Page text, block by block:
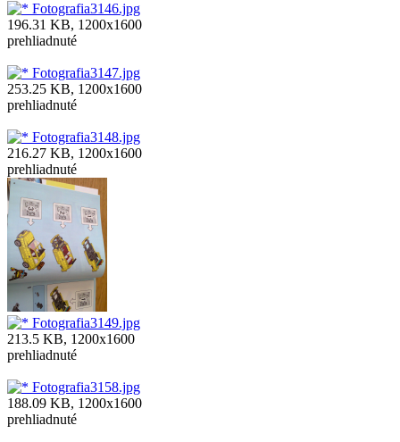
Fotografia3146.jpg
196.31 KB, 1200x1600
prehliadnuté
Fotografia3147.jpg
253.25 KB, 1200x1600
prehliadnuté
Fotografia3148.jpg
216.27 KB, 1200x1600
prehliadnuté
Fotografia3149.jpg
213.5 KB, 1200x1600
prehliadnuté
Fotografia3158.jpg
188.09 KB, 1200x1600
prehliadnuté